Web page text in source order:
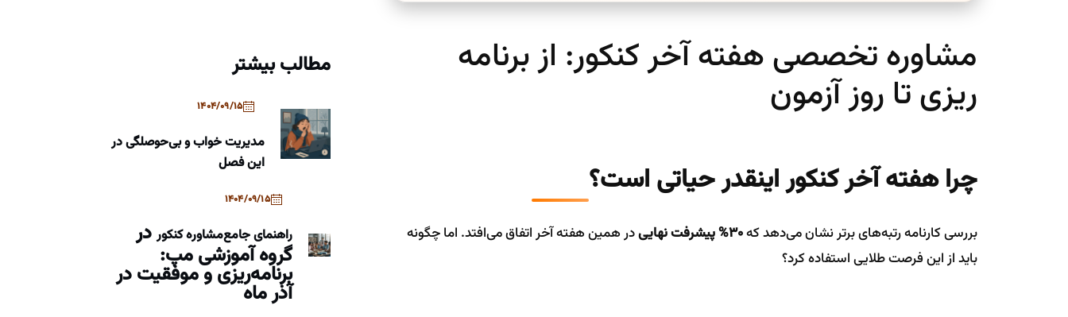
مشاوره تخصصی هفته آخر کنکور: از برنامه
ریزی تا روز آزمون
چرا هفته آخر کنکور اینقدر حیاتی است؟
بررسی کارنامه رتبه‌های برتر نشان می‌دهد که30% پیشرفت نهایی
در همین هفته آخر اتفاق می‌افتد. اما چگونه
باید از این فرصت طلایی استفاده کرد؟
مطالب بیشتر
1404/09/15
مدیریت خواب و بی‌حوصلگی در
این فصل
1404/09/15
راهنمای جامعمشاوره کنکوردر
گروه آموزشی مپ:
برنامه‌ریزی و موفقیت در
آذر ماه